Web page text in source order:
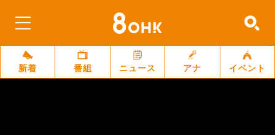
新着 番組 ニュース アナ イベント